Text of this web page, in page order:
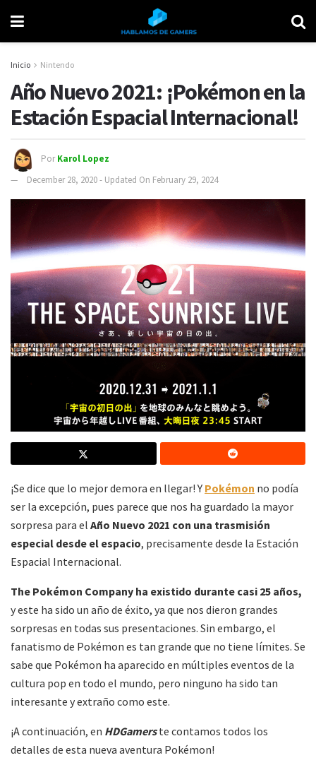
Inicio Nintendo
Año Nuevo 2021: ¡Pokémon en la
Estación Espacial Internacional!
PorKarol Lopez
December 28, 2020 - Updated On February 29, 2024
¡Se dice que lo mejor demora en llegar! Y Pokémon no podía
ser la excepción, pues parece que nos ha guardado la mayor
sorpresa para el Año Nuevo 2021 con una trasmisión
especial desde el espacio, precisamente desde la Estación
Espacial Internacional.
The Pokémon Company ha existido durante casi 25 años,
y este ha sido un año de éxito, ya que nos dieron grandes
sorpresas en todas sus presentaciones. Sin embargo, el
fanatismo de Pokémon es tan grande que no tiene límites. Se
sabe que Pokémon ha aparecido en múltiples eventos de la
cultura pop en todo el mundo, pero ninguno ha sido tan
interesante y extraño como este.
¡A continuación, en HDGamerste contamos todos los
detalles de esta nueva aventura Pokémon!